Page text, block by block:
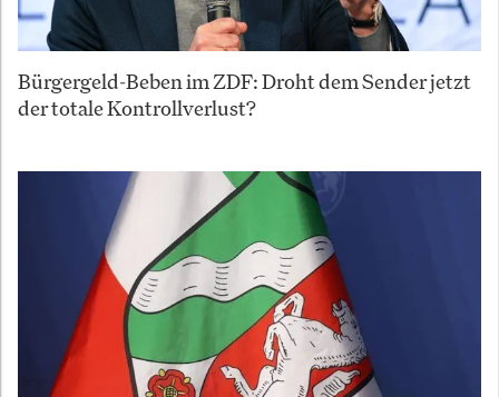
Bürgergeld-Beben im ZDF: Droht dem Sender jetzt
der totale Kontrollverlust?